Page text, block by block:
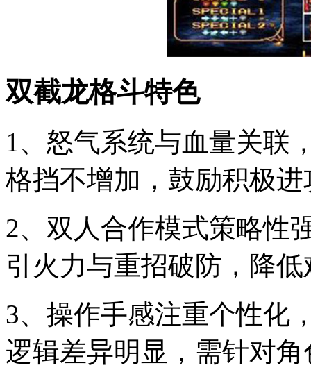
双截龙格斗特色
1、怒气系统与血量关联
格挡不增加，鼓励积极
2、双人合作模式策略性
引火力与重招破防，降
3、操作手感注重个性化
逻辑差异明显，需针对